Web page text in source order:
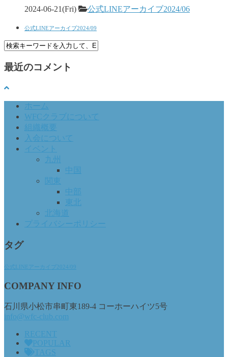
2024-06-21(Fri) 公式LINEアーカイブ2024/06
公式LINEアーカイブ2024/09
最近のコメント
ホーム
WFCクラブについて
組織概要
入会について
イベント
九州
中国
関東
中部
東北
北海道
プライバシーポリシー
タグ
公式LINEアーカイブ2024/09
COMPANY INFO
石川県小松市串町東189-4 コーホーハイツ5号
info@wfc-club.com
RECENT
POPULAR
TAGS